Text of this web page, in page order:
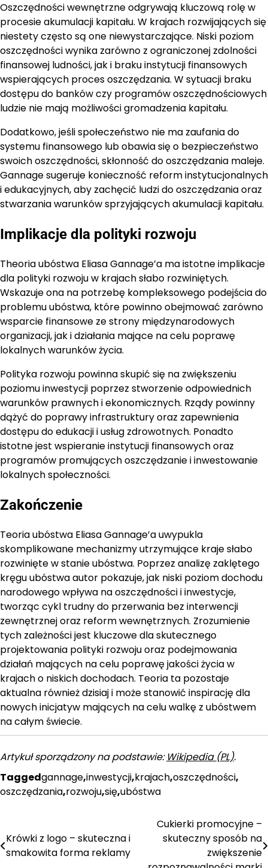
Oszczędności wewnętrzne odgrywają kluczową rolę w
procesie akumulacji kapitału. W krajach rozwijających się
niestety często są one niewystarczające. Niski poziom
oszczędności wynika zarówno z ograniczonej zdolności
finansowej ludności, jak i braku instytucji finansowych
wspierających proces oszczędzania. W sytuacji braku
dostępu do banków czy programów oszczędnościowych
ludzie nie mają możliwości gromadzenia kapitału.
Dodatkowo, jeśli społeczeństwo nie ma zaufania do
systemu finansowego lub obawia się o bezpieczeństwo
swoich oszczędności, skłonność do oszczędzania maleje.
Gannage sugeruje konieczność reform instytucjonalnych
i edukacyjnych, aby zachęcić ludzi do oszczędzania oraz
stwarzania warunków sprzyjających akumulacji kapitału.
Implikacje dla polityki rozwoju
Theoria ubóstwa Eliasa Gannage’a ma istotne implikacje
dla polityki rozwoju w krajach słabo rozwiniętych.
Wskazuje ona na potrzebę kompleksowego podejścia do
problemu ubóstwa, które powinno obejmować zarówno
wsparcie finansowe ze strony międzynarodowych
organizacji, jak i działania mające na celu poprawę
lokalnych warunków życia.
Polityka rozwoju powinna skupić się na zwiększeniu
poziomu inwestycji poprzez stworzenie odpowiednich
warunków prawnych i ekonomicznych. Rządy powinny
dążyć do poprawy infrastruktury oraz zapewnienia
dostępu do edukacji i usług zdrowotnych. Ponadto
istotne jest wspieranie instytucji finansowych oraz
programów promujących oszczędzanie i inwestowanie
lokalnych społeczności.
Zakończenie
Teoria ubóstwa Eliasa Gannage’a uwypukla
skomplikowane mechanizmy utrzymujące kraje słabo
rozwinięte w stanie ubóstwa. Poprzez analizę zaklętego
kręgu ubóstwa autor pokazuje, jak niski poziom dochodu
narodowego wpływa na oszczędności i inwestycje,
tworząc cykl trudny do przerwania bez interwencji
zewnętrznej oraz reform wewnętrznych. Zrozumienie
tych zależności jest kluczowe dla skutecznego
projektowania polityki rozwoju oraz podejmowania
działań mających na celu poprawę jakości życia w
krajach o niskich dochodach. Teoria ta pozostaje
aktualna również dzisiaj i może stanowić inspirację dla
nowych inicjatyw mających na celu walkę z ubóstwem
na całym świecie.
Artykuł sporządzony na podstawie: Wikipedia (PL).
Taggedgannage,inwestycji,krajach,oszczędności,
oszczędzania,rozwoju,się,ubóstwa
wpisu
Krówki z logo – skuteczna i
smakowita forma reklamy
Cukierki promocyjne –
skuteczny sposób na
zwiększenie